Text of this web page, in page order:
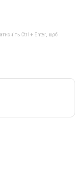
Ctrl + Enter, щоб